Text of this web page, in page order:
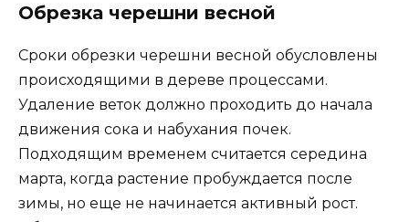
Обрезка черешни весной
Сроки обрезки черешни весной обусловлены
происходящими в дереве процессами.
Удаление веток должно проходить до начала
движения сока и набухания почек.
Подходящим временем считается середина
марта, когда растение пробуждается после
зимы, но еще не начинается активный рост.